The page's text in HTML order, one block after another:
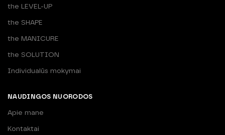
the LEVEL-UP
the SHAPE
the MANICURE
the SOLUTION
Individualūs mokymai
NAUDINGOS NUORODOS
Apie mane
Kontaktai